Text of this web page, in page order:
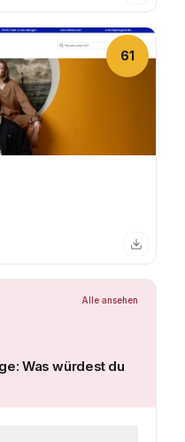
61
Alle ansehen
Was würdest du